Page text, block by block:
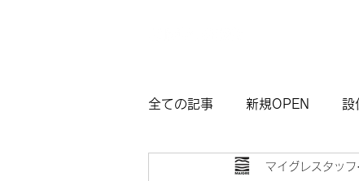
全ての記事 新規OPEN 設
マイグレ東京 お知らせ
マイグレスタッフ